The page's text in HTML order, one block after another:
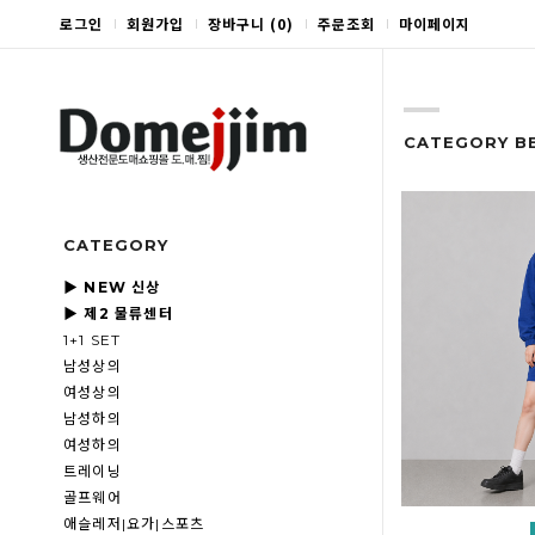
로그인 회원가입 장바구니 (0) 주문조회 마이페이지
CATEGORY
▶ NEW 신상
▶ 제2 물류센터
1+1 SET
남성상의
여성상의
남성하의
여성하의
트레이닝
골프웨어
애슬레저|요가|스포츠
CATEGORY